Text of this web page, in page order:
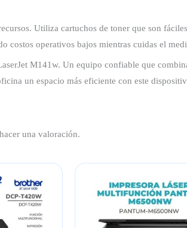
Utiliza cartuchos de toner que son
costos operativos bajos mientras cuidas el
M141w. Un equipo confiable que
un espacio más eficiente con este
una valoración.